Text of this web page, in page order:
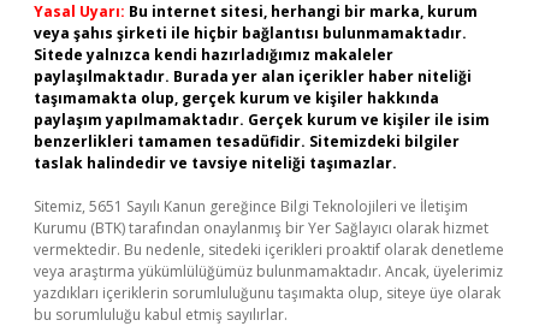
Yasal Uyarı: Bu internet sitesi, herhangi bir marka, kurum
veya şahıs şirketi ile hiçbir bağlantısı bulunmamaktadır.
Sitede yalnızca kendi hazırladığımız makaleler
paylaşılmaktadır. Burada yer alan içerikler haber niteliği
taşımamakta olup, gerçek kurum ve kişiler hakkında
paylaşım yapılmamaktadır. Gerçek kurum ve kişiler ile isim
benzerlikleri tamamen tesadüfidir. Sitemizdeki bilgiler
taslak halindedir ve tavsiye niteliği taşımazlar.
Sitemiz, 5651 Sayılı Kanun gereğince Bilgi Teknolojileri ve İletişim
Kurumu (BTK) tarafından onaylanmış bir Yer Sağlayıcı olarak hizmet
vermektedir. Bu nedenle, sitedeki içerikleri proaktif olarak denetleme
veya araştırma yükümlülüğümüz bulunmamaktadır. Ancak, üyelerimiz
yazdıkları içeriklerin sorumluluğunu taşımakta olup, siteye üye olarak
bu sorumluluğu kabul etmiş sayılırlar.